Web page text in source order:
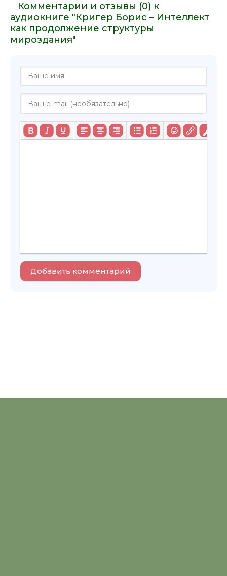
Комментарии и отзывы (0) к
аудиокниге "Кригер Борис – Интеллект
как продолжение структуры
мироздания"
Добавить комментарий